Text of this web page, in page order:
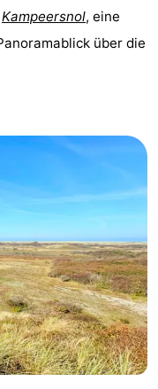
Kampeersnol, eine
über die